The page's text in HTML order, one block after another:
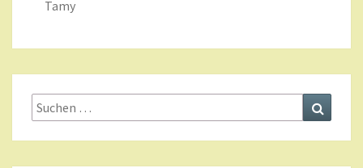
Tamy
Suche
nach: